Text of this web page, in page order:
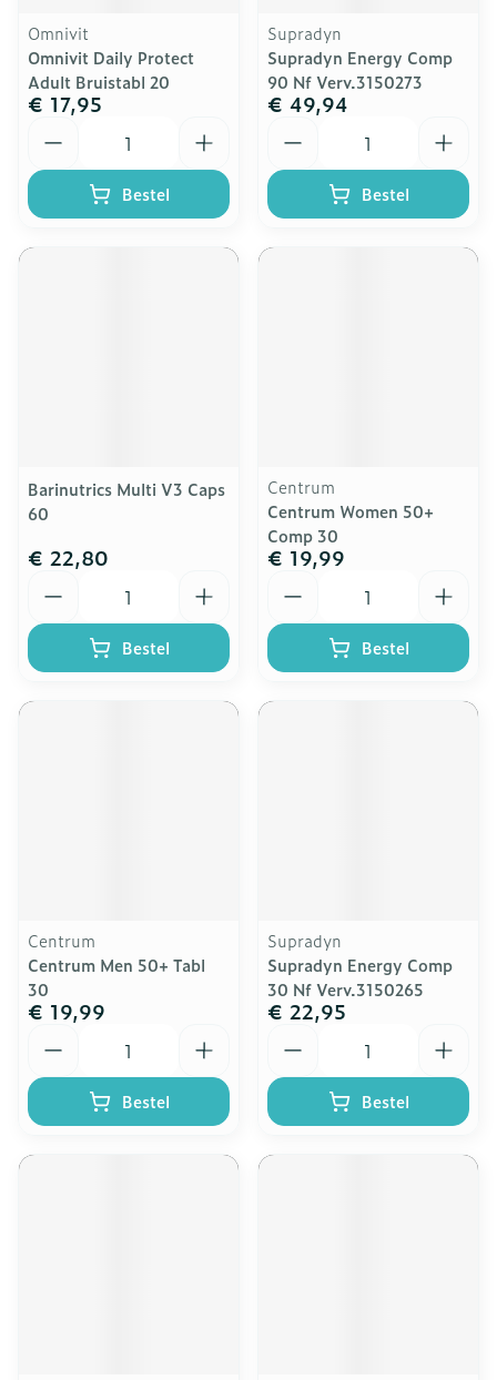
Omnivit
Omnivit Daily Protect
Adult Bruistabl 20
€ 17,95
Bestel
Supradyn
Supradyn Energy Comp
90 Nf Verv.3150273
€ 49,94
Bestel
Barinutrics Multi V3 Caps
60
€ 22,80
Bestel
Centrum
Centrum Women 50+
Comp 30
€ 19,99
Bestel
Centrum
Centrum Men 50+ Tabl
30
€ 19,99
Bestel
Supradyn
Supradyn Energy Comp
30 Nf Verv.3150265
€ 22,95
Bestel